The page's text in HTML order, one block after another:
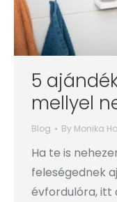
5
mellyel
Blog By Monika
Ha te is
feleségednek
évfordulóra, itt